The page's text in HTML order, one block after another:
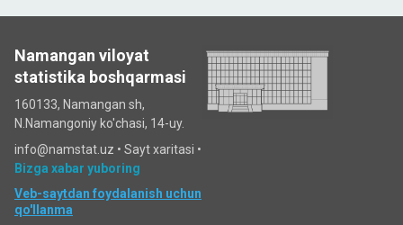
Namangan viloyat
statistika boshqarmasi
160133, Namangan sh,
N.Namangoniy ko'chasi, 14-uy.
info@namstat.uz • Sayt xaritasi •
Bizga xabar yuboring
Veb-saytdan foydalanish uchun
qo'llanma